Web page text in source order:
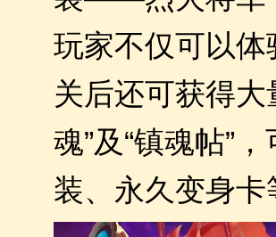
玩家不仅可以
关后还可获得大
魂”及“镇魂帖”
装、永久变身